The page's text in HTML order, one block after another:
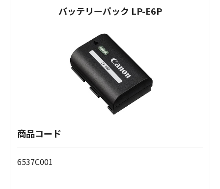
バッテリーパック LP-E6P
商品コード
6537C001